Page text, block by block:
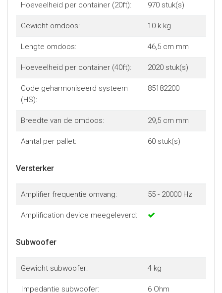
Hoeveelheid per container (20ft): 970 stuk(s)
Gewicht omdoos: 10 k kg
Lengte omdoos: 46,5 cm mm
Hoeveelheid per container (40ft): 2020 stuk(s)
Code geharmoniseerd systeem
(HS):
85182200
Breedte van de omdoos: 29,5 cm mm
Aantal per pallet: 60 stuk(s)
Versterker
Amplifier frequentie omvang: 55 - 20000 Hz
Amplification device meegeleverd:
Subwoofer
Gewicht subwoofer: 4 kg
Impedantie subwoofer: 6 Ohm